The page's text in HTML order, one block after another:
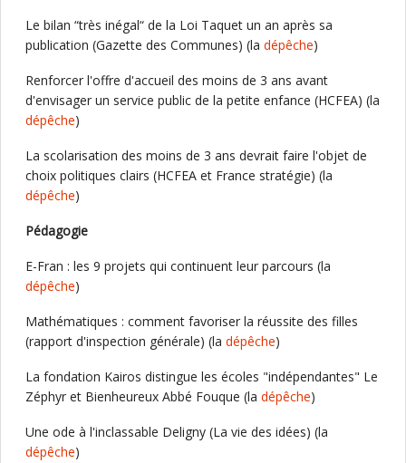
Le bilan “très inégal“ de la Loi Taquet un an après sa
publication (Gazette des Communes) (la dépêche)
Renforcer l'offre d'accueil des moins de 3 ans avant
d'envisager un service public de la petite enfance (HCFEA) (la
dépêche)
La scolarisation des moins de 3 ans devrait faire l'objet de
choix politiques clairs (HCFEA et France stratégie) (la
dépêche)
Pédagogie
E-Fran : les 9 projets qui continuent leur parcours (la
dépêche)
Mathématiques : comment favoriser la réussite des filles
(rapport d'inspection générale) (la dépêche)
La fondation Kairos distingue les écoles "indépendantes" Le
Zéphyr et Bienheureux Abbé Fouque (la dépêche)
Une ode à l'inclassable Deligny (La vie des idées) (la
dépêche)